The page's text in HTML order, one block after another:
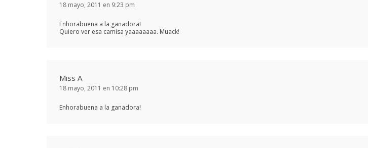
18 mayo, 2011 en 9:23 pm
Enhorabuena a la ganadora!
Quiero ver esa camisa yaaaaaaaa. Muack!
Miss A
18 mayo, 2011 en 10:28 pm
Enhorabuena a la ganadora!